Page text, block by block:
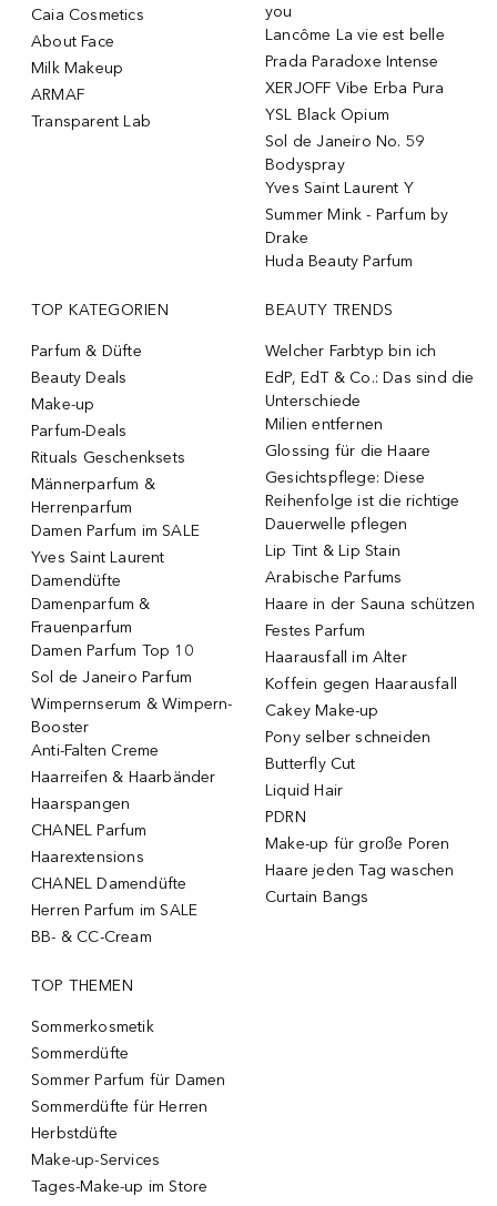
Caia Cosmetics
About Face
Milk Makeup
ARMAF
Transparent Lab
you
Lancôme La vie est belle
Prada Paradoxe Intense
XERJOFF Vibe Erba Pura
YSL Black Opium
Sol de Janeiro No. 59
Bodyspray
Yves Saint Laurent Y
Summer Mink - Parfum by
Drake
Huda Beauty Parfum
TOP KATEGORIEN
Parfum & Düfte
Beauty Deals
Make-up
Parfum-Deals
Rituals Geschenksets
Männerparfum &
Herrenparfum
Damen Parfum im SALE
Yves Saint Laurent
Damendüfte
Damenparfum &
Frauenparfum
Damen Parfum Top 10
Sol de Janeiro Parfum
Wimpernserum & Wimpern-
Booster
Anti-Falten Creme
Haarreifen & Haarbänder
Haarspangen
CHANEL Parfum
Haarextensions
CHANEL Damendüfte
Herren Parfum im SALE
BB- & CC-Cream
BEAUTY TRENDS
Welcher Farbtyp bin ich
EdP, EdT & Co.: Das sind die
Unterschiede
Milien entfernen
Glossing für die Haare
Gesichtspflege: Diese
Reihenfolge ist die richtige
Dauerwelle pflegen
Lip Tint & Lip Stain
Arabische Parfums
Haare in der Sauna schützen
Festes Parfum
Haarausfall im Alter
Koffein gegen Haarausfall
Cakey Make-up
Pony selber schneiden
Butterfly Cut
Liquid Hair
PDRN
Make-up für große Poren
Haare jeden Tag waschen
Curtain Bangs
TOP THEMEN
Sommerkosmetik
Sommerdüfte
Sommer Parfum für Damen
Sommerdüfte für Herren
Herbstdüfte
Make-up-Services
Tages-Make-up im Store